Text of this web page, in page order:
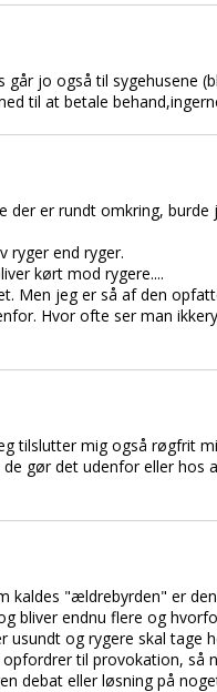
jo også til sygehusene
til at betale
der er rundt omkring,
ryger end ryger.
kørt mod rygere....
jeg er så af den
Hvor ofte ser man
tilslutter mig også røgfrit
gør det udenfor eller hos
kaldes "ældrebyrden" er
bliver endnu flere og
og rygere skal tage
til provokation, så
debat eller løsning på